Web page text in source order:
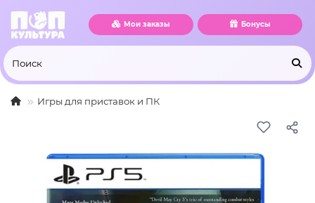
Мои заказы Бонусы
Игры для приставок и ПК